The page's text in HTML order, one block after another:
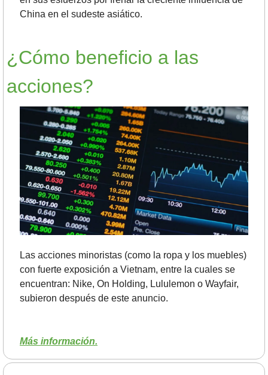
China en el sudeste asiático.
¿Cómo beneficio a las
acciones?
Las acciones minoristas (como la ropa y los muebles)
con fuerte exposición a Vietnam, entre la cuales se
encuentran: Nike, On Holding, Lululemon o Wayfair,
subieron después de este anuncio.
Más información.